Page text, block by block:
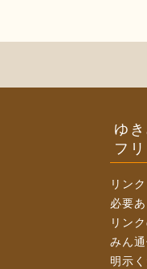
ゆ
フ
リン
必要あ
リン
みん
明示く